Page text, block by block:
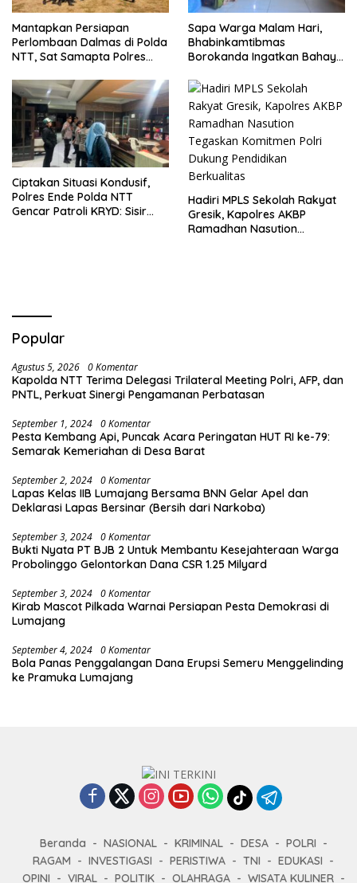
Mantapkan Persiapan
Perlombaan Dalmas di Polda
NTT, Sat Samapta Polres
Peningkatan Kemampuan
Sapa Warga Malam Hari,
Bhabinkamtibmas
Borokanda Ingatkan Bahaya
Kamtibmas
Ciptakan Situasi Kondusif,
Polres Ende Polda NTT
Gencar Patroli KRYD: Sisir
Hadiri MPLS Sekolah Rakyat
Gresik, Kapolres AKBP
Ramadhan Nasution
Popular
Agustus 5, 2026 0 Komentar
Kapolda NTT Terima Delegasi Trilateral Meeting Polri, AFP, dan
PNTL, Perkuat Sinergi Pengamanan Perbatasan
September 1, 2024 0 Komentar
Pesta Kembang Api, Puncak Acara Peringatan HUT RI ke-79:
Semarak Kemeriahan di Desa Barat
September 2, 2024 0 Komentar
Lapas Kelas IIB Lumajang Bersama BNN Gelar Apel dan
Deklarasi Lapas Bersinar (Bersih dari Narkoba)
September 3, 2024 0 Komentar
Bukti Nyata PT BJB 2 Untuk Membantu Kesejahteraan Warga
Probolinggo Gelontorkan Dana CSR 1.25 Milyard
September 3, 2024 0 Komentar
Kirab Mascot Pilkada Warnai Persiapan Pesta Demokrasi di
Lumajang
September 4, 2024 0 Komentar
Bola Panas Penggalangan Dana Erupsi Semeru Menggelinding
ke Pramuka Lumajang
Beranda NASIONAL KRIMINAL DESA
POLRI
RAGAM
INVESTIGASI PERISTIWA TNI
EDUKASI
OPINI
VIRAL POLITIK OLAHRAGA WISATA KULINER